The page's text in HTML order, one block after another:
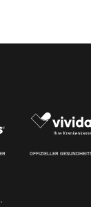
OFFIZIELLER